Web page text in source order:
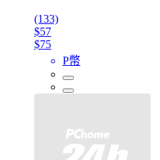
(133)
$57
$75
P幣